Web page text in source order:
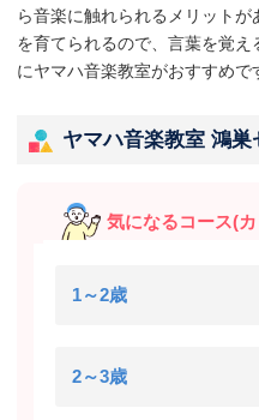
ら音楽に触れられるメリットが
を育てられるので、言葉を覚
にヤマハ音楽教室がおすすめで
ヤマハ音楽教室 鴻
気になるコース(
1～2歳
2～3歳